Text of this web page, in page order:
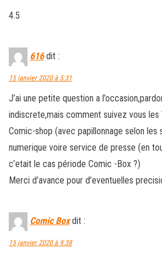
4.5
616 dit :
15 janvier 2020 à 5:31
J’ai une petite question a
indiscrete,mais comment suivez vous les
Comic-shop (avec papillonnage selon les
numerique voire service de presse (en
c’etait le cas période Comic -Box ?)
Merci d’avance pour d’eventuelles
Comic Box dit :
15 janvier 2020 à 9:38